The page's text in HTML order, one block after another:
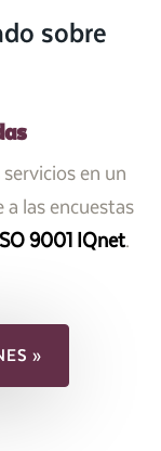
sobre
en un
las encuestas
ISO 9001 IQnet.
»